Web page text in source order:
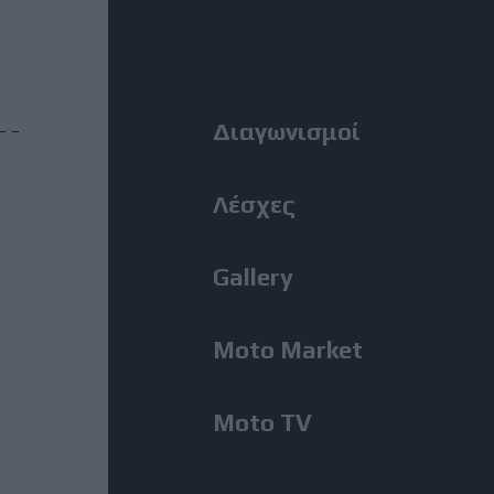
ΜοtoGP: Θετικά νέα για τον
MotoGP: Ο Lecuona θα
στο Silverstone
Διαγωνισμοί
Λέσχες
Gallery
Moto Market
Moto TV